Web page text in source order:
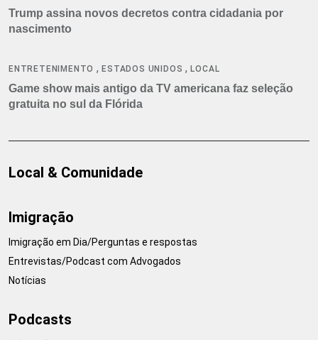
Trump assina novos decretos contra cidadania por
nascimento
ENTRETENIMENTO ,ESTADOS UNIDOS ,LOCAL
Game show mais antigo da TV americana faz seleção
gratuita no sul da Flórida
Local & Comunidade
Imigração
Imigração em Dia/Perguntas e respostas
Entrevistas/Podcast com Advogados
Notícias
Podcasts